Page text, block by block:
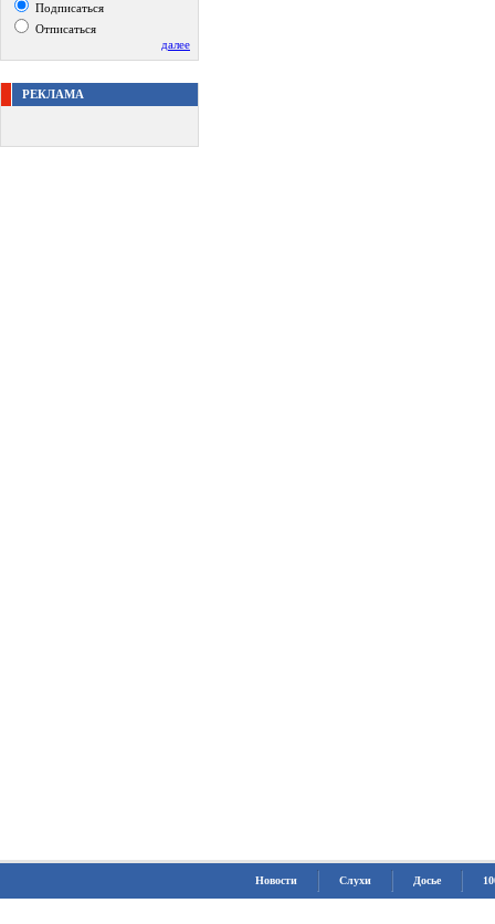
Подписаться
Отписаться
далее
РЕКЛАМА
Новости Слухи Досье